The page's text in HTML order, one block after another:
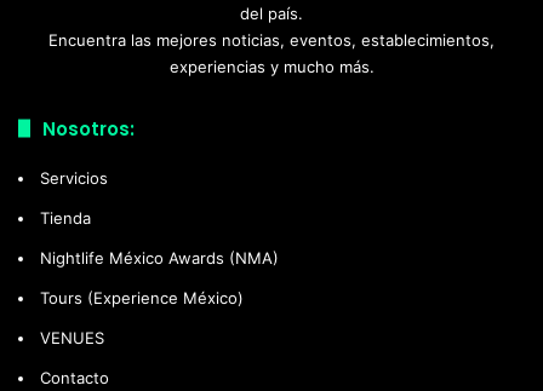
del país.
Encuentra las mejores noticias, eventos, establecimientos,
experiencias y mucho más.
Nosotros:
Servicios
Tienda
Nightlife México Awards (NMA)
Tours (Experience México)
VENUES
Contacto